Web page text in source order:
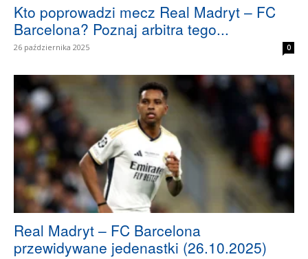
Kto poprowadzi mecz Real Madryt – FC
Barcelona? Poznaj arbitra tego...
26 października 2025 0
Real Madryt – FC Barcelona
przewidywane jedenastki (26.10.2025)